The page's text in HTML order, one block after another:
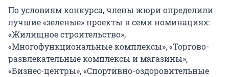
По условиям конкурса, члены жюри определили
лучшие «зеленые» проекты в семи номинациях:
«Жилищное строительство»,
«Многофункциональные комплексы», «Торгово-
развлекательные комплексы и магазины»,
«Бизнес-центры», «Спортивно-оздоровительные